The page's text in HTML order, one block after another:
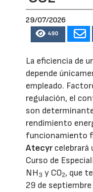
29/07/2026
490
La eficiencia de
depende
empleado.
regulación, el
son
rendimiento
funcionamiento
Atecyrcelebrará
Curso de
NH3 y CO2, que
29 de